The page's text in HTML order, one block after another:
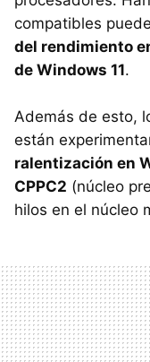
compatibles
del rendimiento
de Windows 11.
Además de esto,
están
ralentización en
CPPC2 (núcleo
hilos en el núcleo